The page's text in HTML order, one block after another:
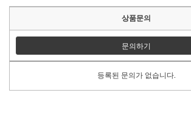
상품문의
문의하기
등록된 문의가 없습니다.